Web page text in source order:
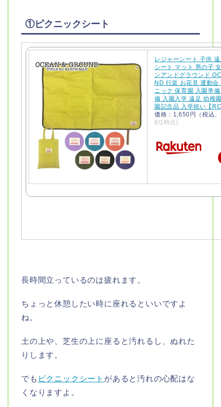
①ピクニックシート
レジャーシート 子供
シート マット 男の子
ンアンドグラウンド
ND 行楽 お花見 運動
ニック 保育園 入園準
備 入園入学 遠足 幼稚
園記念品 入学祝い【
価格：1,650円（税込
8/1時点)
長時間立っているのは疲れます。
ちょっと休憩したい時に座れるといいですよ
ね。
土の上や、芝生の上に座ると汚れるし、ぬれた
りします。
でも ピクニックシート があると汚れの心配はな
くなりますよ。